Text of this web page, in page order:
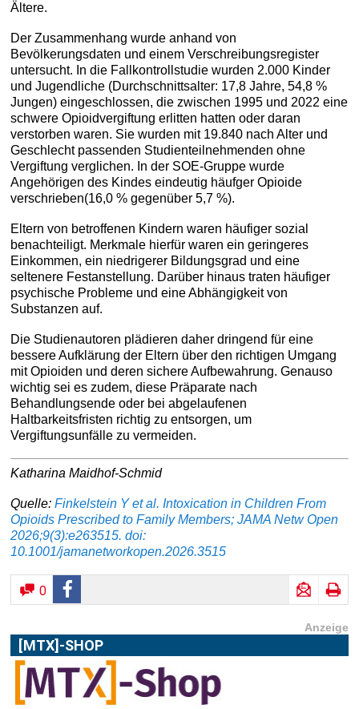
Ältere.
Der Zusammenhang wurde anhand von
Bevölkerungsdaten und einem Verschreibungsregister
untersucht. In die Fallkontrollstudie wurden 2.000 Kinder
und Jugendliche (Durchschnittsalter: 17,8 Jahre, 54,8 %
Jungen) eingeschlossen, die zwischen 1995 und 2022 eine
schwere Opioidvergiftung erlitten hatten oder daran
verstorben waren. Sie wurden mit 19.840 nach Alter und
Geschlecht passenden Studienteilnehmenden ohne
Vergiftung verglichen. In der SOE-Gruppe wurde
Angehörigen des Kindes eindeutig häufger Opioide
verschrieben(16,0 % gegenüber 5,7 %).
Eltern von betroffenen Kindern waren häufiger sozial
benachteiligt. Merkmale hierfür waren ein geringeres
Einkommen, ein niedrigerer Bildungsgrad und eine
seltenere Festanstellung. Darüber hinaus traten häufiger
psychische Probleme und eine Abhängigkeit von
Substanzen auf.
Die Studienautoren plädieren daher dringend für eine
bessere Aufklärung der Eltern über den richtigen Umgang
mit Opioiden und deren sichere Aufbewahrung. Genauso
wichtig sei es zudem, diese Präparate nach
Behandlungsende oder bei abgelaufenen
Haltbarkeitsfristen richtig zu entsorgen, um
Vergiftungsunfälle zu vermeiden.
Katharina Maidhof-Schmid
Quelle:Finkelstein Y et al. Intoxication in Children From
Opioids Prescribed to Family Members; JAMA Netw Open
2026;9(3):e263515. doi:
10.1001/jamanetworkopen.2026.3515
0
Anzeige
[MTX]-SHOP